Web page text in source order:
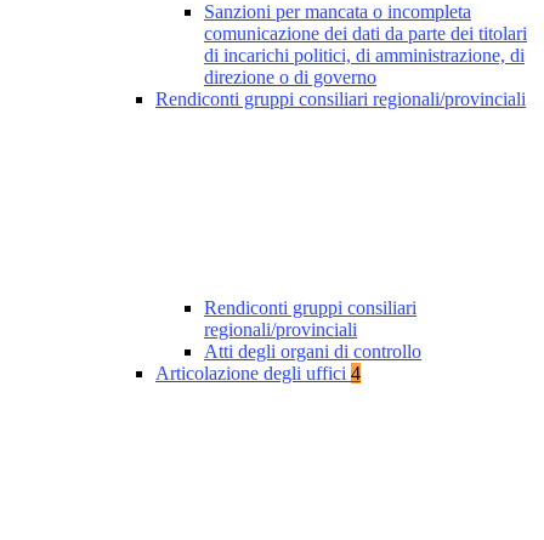
Sanzioni per mancata o incompleta
comunicazione dei dati da parte dei titolari
di incarichi politici, di amministrazione, di
direzione o di governo
Rendiconti gruppi consiliari regionali/provinciali
Rendiconti gruppi consiliari
regionali/provinciali
Atti degli organi di controllo
Articolazione degli uffici 4